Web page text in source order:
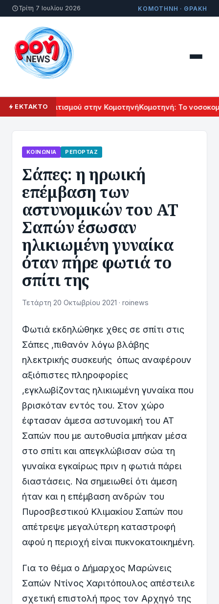
Τρίτη 7 Ιουλίου 2026 ΚΟΜΟΤΗΝΗ · ΘΡΑΚΗ
ΕΚΤΑΚΤΟΠολιτισμού στην ΚομοτηνήΚομοτηνή: Το
ΚΟΙΝΩΝΊΑ ΡΕΠΟΡΤΆΖ
Σάπες: η ηρωική
επέμβαση των
αστυνομικών του ΑΤ
Σαπών έσωσαν
ηλικιωμένη γυναίκα
όταν πήρε φωτιά το
σπίτι της
Τετάρτη 20 Οκτωβρίου 2021 · roinews
Φωτιά εκδηλώθηκε χθες σε σπίτι στις
Σάπες ,πιθανόν λόγω βλάβης
ηλεκτρικής συσκευής όπως αναφέρουν
αξιόπιστες πληροφορίες
,εγκλωβίζοντας ηλικιωμένη γυναίκα που
βρισκόταν εντός του. Στον χώρο
έφτασαν άμεσα αστυνομική του ΑΤ
Σαπών που με αυτοθυσία μπήκαν μέσα
στο σπίτι και απεγκλώβισαν σώα τη
γυναίκα εγκαίρως πριν η φωτιά πάρει
διαστάσεις. Να σημειωθεί ότι άμεση
ήταν και η επέμβαση ανδρών του
Πυροσβεστικού Κλιμακίου Σαπών που
απέτρεψε μεγαλύτερη καταστροφή
αφού η περιοχή είναι πυκνοκατοικημένη.
Για το θέμα ο Δήμαρχος Μαρώνεις
Σαπών Ντίνος Χαριτόπουλος απέστειλε
σχετική επιστολή προς τον Αρχηγό της